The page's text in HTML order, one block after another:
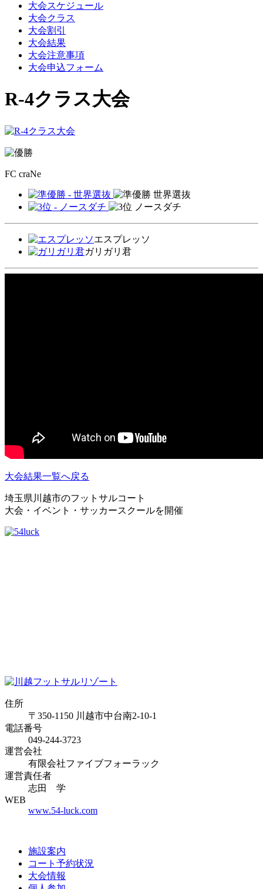
大会スケジュール
大会クラス
大会割引
大会結果
大会注意事項
大会申込フォーム
R-4クラス大会
FC craNe
世界選抜
ノースダチ
エスプレッソ
ガリガリ君
大会結果一覧へ戻る
埼玉県川越市のフットサルコート
大会・イベント・サッカースクールを開催
住所
〒350-1150 川越市中台南2-10-1
電話番号
049-244-3723
運営会社
有限会社ファイブフォーラック
運営責任者
志田 学
WEB
www.54-luck.com
施設案内
コート予約状況
大会情報